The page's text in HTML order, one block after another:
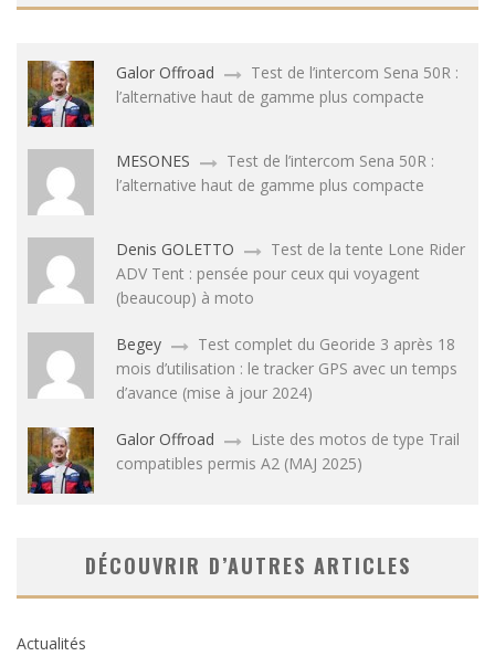
Galor Offroad
Test de l’intercom Sena 50R :
l’alternative haut de gamme plus compacte
MESONES
Test de l’intercom Sena 50R :
l’alternative haut de gamme plus compacte
Denis GOLETTO
Test de la tente Lone Rider
ADV Tent : pensée pour ceux qui voyagent
(beaucoup) à moto
Begey
Test complet du Georide 3 après 18
mois d’utilisation : le tracker GPS avec un temps
d’avance (mise à jour 2024)
Galor Offroad
Liste des motos de type Trail
compatibles permis A2 (MAJ 2025)
DÉCOUVRIR D’AUTRES ARTICLES
Actualités